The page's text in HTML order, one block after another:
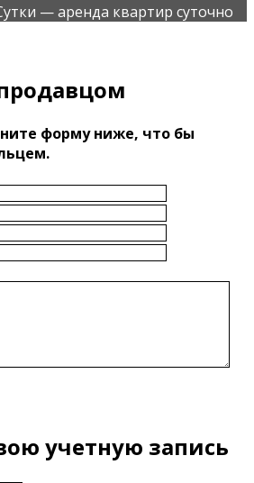
— аренда квартир суточно
форму ниже, что бы
учетную запись